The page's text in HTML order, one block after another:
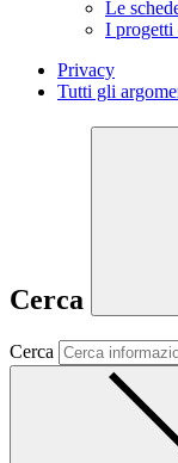
Le
I progetti
Privacy
Tutti gli
Cerca
Cerca